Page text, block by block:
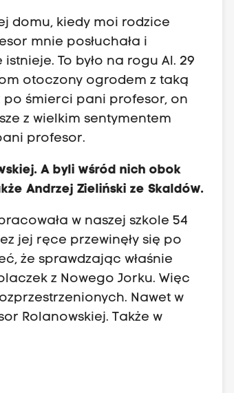
domu, kiedy moi rodzice
mnie posłuchała i
To było na rogu Al. 29
otoczony ogrodem z taką
po śmierci pani profesor, on
z wielkim sentymentem
profesor.
A byli wśród nich obok
Andrzej Zieliński ze Skaldów.
w naszej szkole 54
jej ręce przewinęły się po
że sprawdzając właśnie
z Nowego Jorku. Więc
Nawet w
Rolanowskiej. Także w